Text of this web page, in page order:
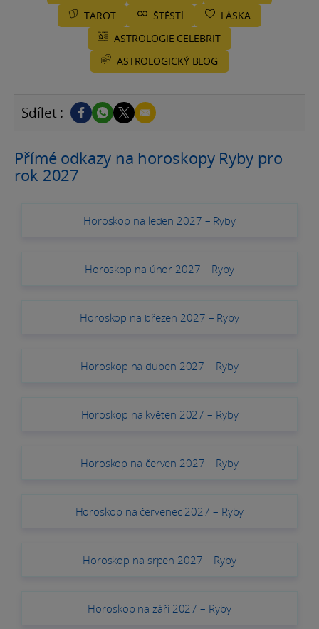
TAROT ŠTĚSTÍ
LÁSKA
ASTROLOGIE CELEBRIT
ASTROLOGICKÝ BLOG
Sdílet :
Přímé odkazy na horoskopy Ryby pro
rok 2027
Horoskop na leden 2027 – Ryby
Horoskop na únor 2027 – Ryby
Horoskop na březen 2027 – Ryby
Horoskop na duben 2027 – Ryby
Horoskop na květen 2027 – Ryby
Horoskop na červen 2027 – Ryby
Horoskop na červenec 2027 – Ryby
Horoskop na srpen 2027 – Ryby
Horoskop na září 2027 – Ryby